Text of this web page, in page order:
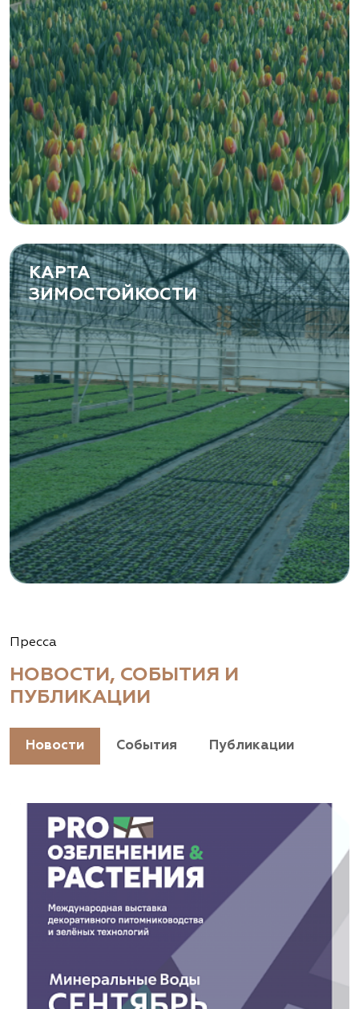
КАРТА
ЗИМОСТОЙКОСТИ
Пресса
НОВОСТИ, СОБЫТИЯ И
ПУБЛИКАЦИИ
Новости События Публикации